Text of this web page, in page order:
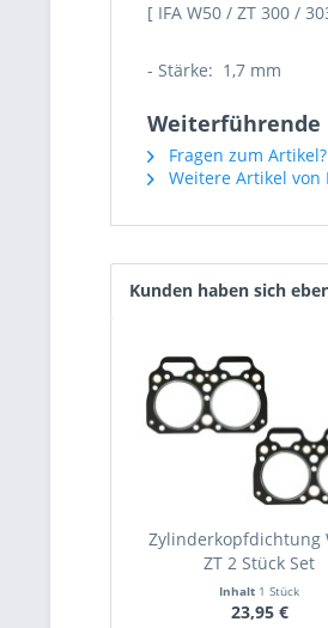
[ IFA W50 / ZT 300 /
- Stärke: 1,7 mm
Weiterführende
Fragen zum Artikel?
Weitere Artikel
Kunden haben sich
Zylinderkopfdichtung
ZT 2 Stück Set
Inhalt 1 Stück
23,95 €